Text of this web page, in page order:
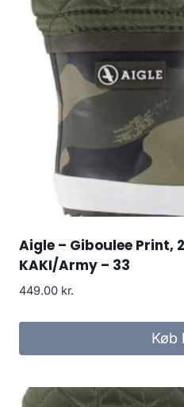
Aigle – Giboulee Print,
KAKI/Army – 33
449.00 kr.
Køb